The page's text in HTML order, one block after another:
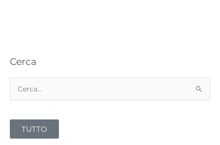
Cerca
r
TUTTO